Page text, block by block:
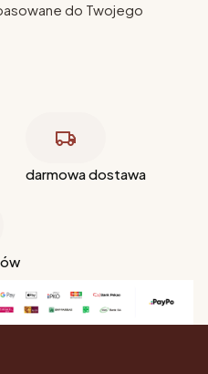
do Twojego
darmowa dostawa